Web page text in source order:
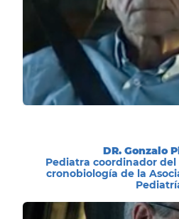
DR. Gonzalo
Pediatra coordinador
cronobiología de la